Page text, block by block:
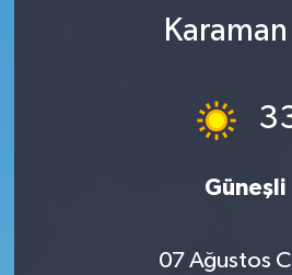
Karaman
Güneşli
07 Ağustos